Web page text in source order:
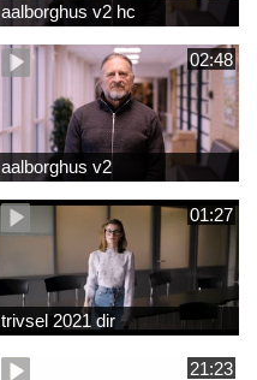
aalborghus v2 hc
02:48
aalborghus v2
01:27
trivsel 2021 dir
21:23